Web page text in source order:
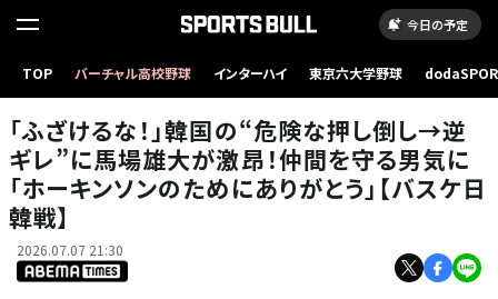
今日の予定
TOP バーチャル高校野球 インターハイ 東京六大学野球
ーキンソンのためにありがとう」【バスケ日韓戦】
「ふざけるな！」韓国の“危険な押し倒し→逆
ギレ”に馬場雄大が激昂！仲間を守る男気に
「ホーキンソンのためにありがとう」【バスケ日
韓戦】
2026.07.07 21:30